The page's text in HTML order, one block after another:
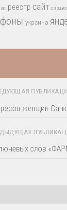
реестр сайт
украина
женщин
слов